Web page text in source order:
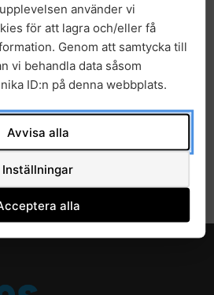
använder vi
för att lagra och/eller få
Genom att samtycka till
vi behandla data såsom
ID:n på denna webbplats.
Avvisa alla
Inställningar
alla